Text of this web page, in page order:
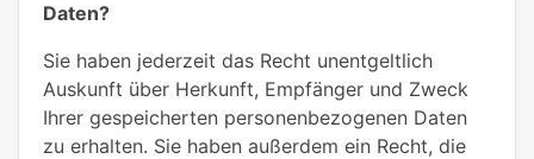
Daten?
Sie haben jederzeit das Recht unentgeltlich
Auskunft über Herkunft, Empfänger und Zweck
Ihrer gespeicherten personenbezogenen Daten
zu erhalten. Sie haben außerdem ein Recht, die